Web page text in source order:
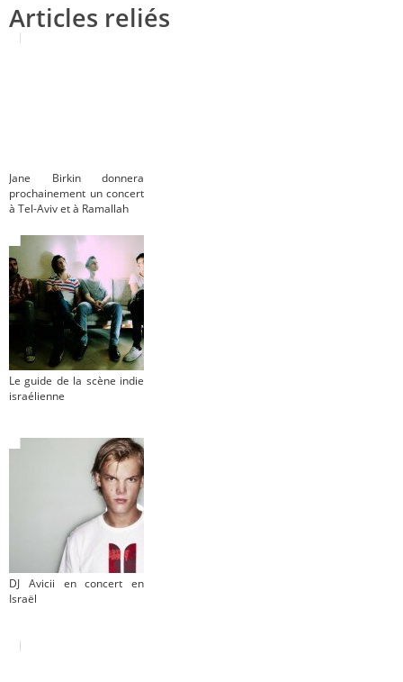
Articles reliés
Jane Birkin donnera
prochainement un concert
à Tel-Aviv et à Ramallah
Le guide de la scène indie
israélienne
DJ Avicii en concert en
Israël